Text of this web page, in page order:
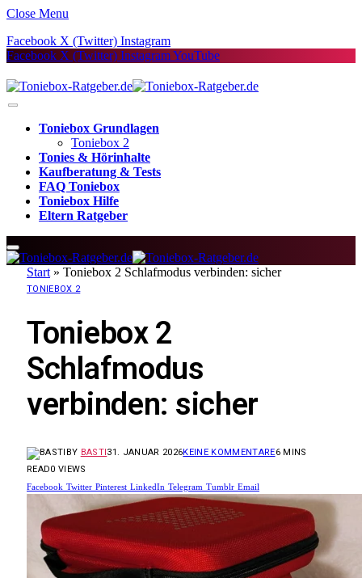
Close Menu
Facebook X (Twitter) Instagram
Facebook X (Twitter) InstagramYouTube
Toniebox Grundlagen
Toniebox 2
Tonies & Hörinhalte
Kaufberatung & Tests
FAQ Toniebox
Toniebox Hilfe
Eltern Ratgeber
Start » Toniebox 2 Schlafmodus verbinden: sicher
TONIEBOX 2
Toniebox 2
Schlafmodus
verbinden: sicher
BY BASTI31. JANUAR 2026KEINE KOMMENTARE6 MINS
READ0 VIEWS
Facebook Twitter Pinterest LinkedIn Telegram Tumblr Email